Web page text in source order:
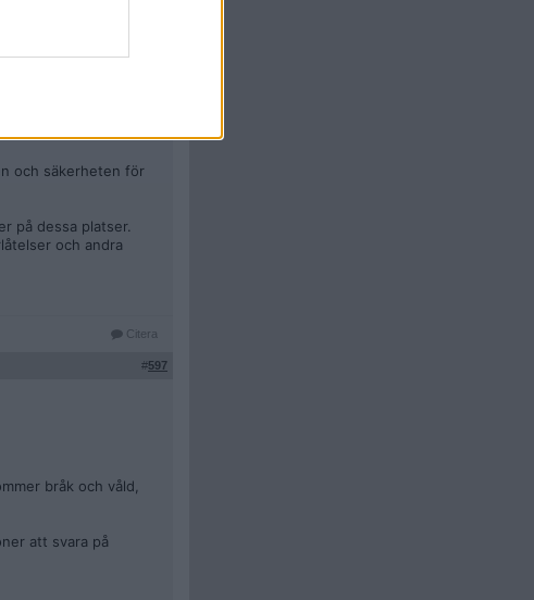
Nässjö och
och säkerheten för
på dessa platser.
och andra
Citera
#597
bråk och våld,
att svara på